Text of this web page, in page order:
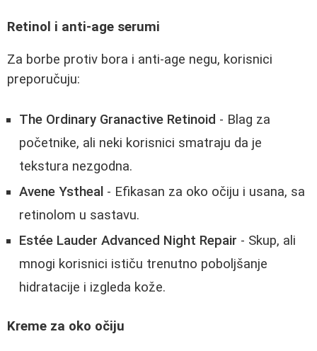
Retinol i anti-age serumi
Za borbe protiv bora i anti-age negu, korisnici
preporučuju:
The Ordinary Granactive Retinoid - Blag za
početnike, ali neki korisnici smatraju da je
tekstura nezgodna.
Avene Ystheal - Efikasan za oko očiju i usana, sa
retinolom u sastavu.
Estée Lauder Advanced Night Repair - Skup, ali
mnogi korisnici ističu trenutno poboljšanje
hidratacije i izgleda kože.
Kreme za oko očiju